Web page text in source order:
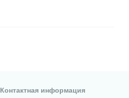
Контактная информация